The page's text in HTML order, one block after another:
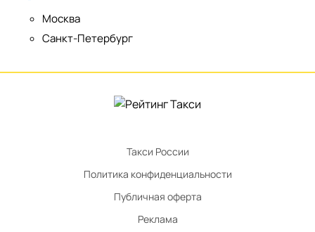
Москва
Санкт-Петербург
Такси России
Политика конфиденциальности
Публичная оферта
Реклама